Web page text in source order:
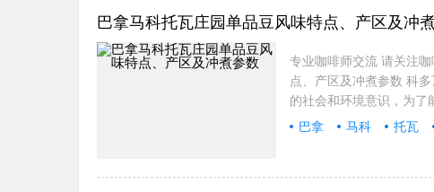
巴拿马科托瓦庄园单品豆风味特点、产区及冲
专业咖啡师交流 请关注
点、产区及冲煮参数 科
的社会和环境意识，为了
巴拿 马科 托瓦